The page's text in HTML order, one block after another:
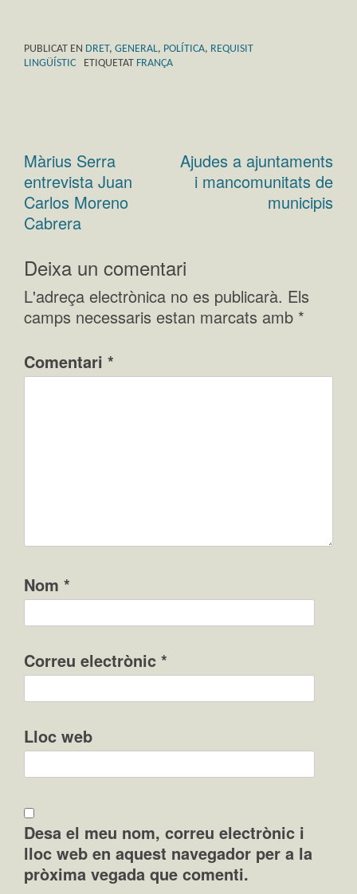
PUBLICAT EN DRET, GENERAL, POLÍTICA, REQUISIT
LINGÜÍSTIC
ETIQUETAT FRANÇA
Navegació
d'entrades
Màrius Serra
entrevista Juan
Carlos Moreno
Cabrera
Ajudes a ajuntaments
i mancomunitats de
municipis
Deixa un comentari
L'adreça electrònica no es publicarà. Els
camps necessaris estan marcats amb *
Comentari *
Nom *
Correu electrònic *
Lloc web
Desa el meu nom, correu electrònic i
lloc web en aquest navegador per a la
pròxima vegada que comenti.